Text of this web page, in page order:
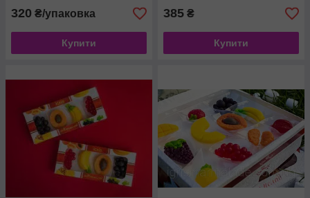
320 ₴/упаковка
Купити
385 ₴
Купити